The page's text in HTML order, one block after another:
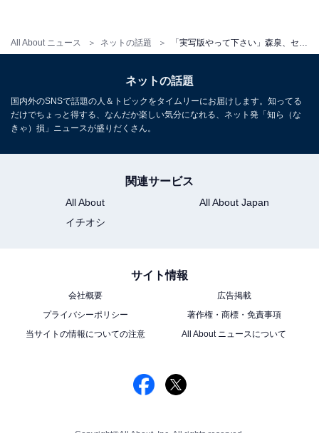
All About ニュース ネットの話題 「実写版やって下さい」森泉、セーラームーンになりきったコスプレ披露！ 「泉ちゃん似合いすぎ！」
ネットの話題
国内外のSNSで話題の人＆トピックをタイムリーにお届けします。知ってる
だけでちょっと得する、なんだか楽しい気分になれる、ネット発「知ら（な
きゃ）損」ニュースが盛りだくさん。
関連サービス
All About
All About Japan
イチオシ
サイト情報
会社概要
広告掲載
プライバシーポリシー
著作権・商標・免責事項
当サイトの情報についての注意
All About ニュースについて